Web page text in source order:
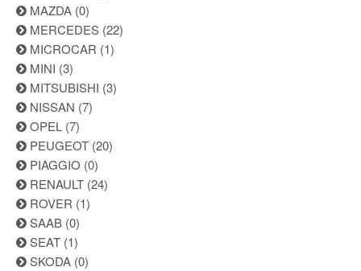
MAZDA (0)
MERCEDES (22)
MICROCAR (1)
MINI (3)
MITSUBISHI (3)
NISSAN (7)
OPEL (7)
PEUGEOT (20)
PIAGGIO (0)
RENAULT (24)
ROVER (1)
SAAB (0)
SEAT (1)
SKODA (0)